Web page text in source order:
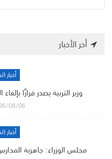
أخر الأخبار
أخبار
وزير التربية يصدر قرارًا
08/06
أخبار
مجلس الوزراء: جاهزية